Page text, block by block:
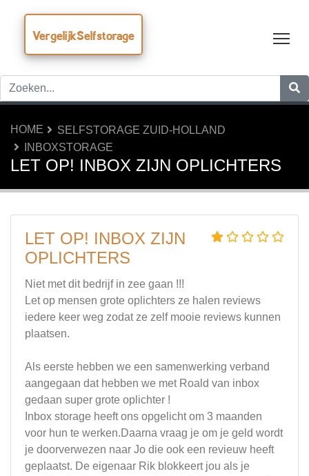
VergelijkSelfstorage
HOME
SELFSTORAGE ZUID-HOLLAND
INBOXSTORAGE
LET OP! INBOX ZIJN OPLICHTERS
LET OP! INBOX ZIJN
OPLICHTERS
Niet met dit bedrijf in zee gaan !!!
Let op mensen grote oplichters ze halen reviews
iedere keer weg zodat ze zelf mooie reviews kunnen
plaatsen.
Als eerste hebben we een samenwerking verband
aangegaan dat hebben we met Roald van inbox
gedaan super grote oplichter !
Inbox storage heeft ons opgelicht om 3 maanden
voor hun te werken.Daarna vraag je om je geld wordt
je doorverwezen naar Jo die ook een revieuw heeft
geplaatst. De eigenaar Rik blokkeert jou als je